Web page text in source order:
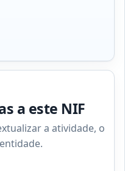
a este NIF
a atividade, o